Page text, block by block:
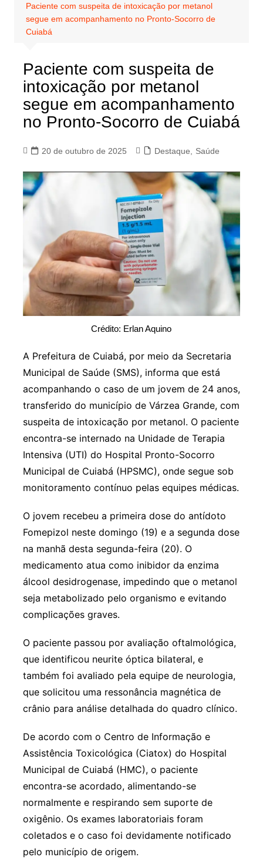
Paciente com suspeita de intoxicação por metanol
segue em acompanhamento no Pronto-Socorro de
Cuiabá
Paciente com suspeita de
intoxicação por metanol
segue em acompanhamento
no Pronto-Socorro de Cuiabá
20 de outubro de 2025 Destaque Saúde
Crédito: Erlan Aquino
A Prefeitura de Cuiabá, por meio da Secretaria
Municipal de Saúde (SMS), informa que está
acompanhando o caso de um jovem de 24 anos,
transferido do município de Várzea Grande, com
suspeita de intoxicação por metanol. O paciente
encontra-se internado na Unidade de Terapia
Intensiva (UTI) do Hospital Pronto-Socorro
Municipal de Cuiabá (HPSMC), onde segue sob
monitoramento contínuo pelas equipes médicas.
O jovem recebeu a primeira dose do antídoto
Fomepizol neste domingo (19) e a segunda dose
na manhã desta segunda-feira (20). O
medicamento atua como inibidor da enzima
álcool desidrogenase, impedindo que o metanol
seja metabolizado pelo organismo e evitando
complicações graves.
O paciente passou por avaliação oftalmológica,
que identificou neurite óptica bilateral, e
também foi avaliado pela equipe de neurologia,
que solicitou uma ressonância magnética de
crânio para análise detalhada do quadro clínico.
De acordo com o Centro de Informação e
Assistência Toxicológica (Ciatox) do Hospital
Municipal de Cuiabá (HMC), o paciente
encontra-se acordado, alimentando-se
normalmente e respirando sem suporte de
oxigênio. Os exames laboratoriais foram
coletados e o caso foi devidamente notificado
pelo município de origem.